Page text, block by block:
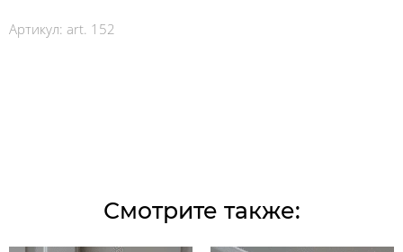
Артикул: art. 152
Смотрите также: